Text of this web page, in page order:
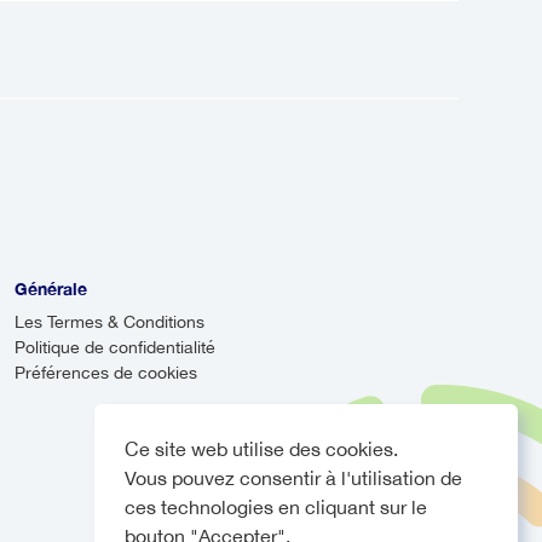
Ce site web utilise des cookies.
Vous pouvez consentir à l'utilisation de
ces technologies en cliquant sur le
bouton "Accepter".
partagé qui effectue
Générale
Les Termes & Conditions
Politique de confidentialité
Préférences de cookies